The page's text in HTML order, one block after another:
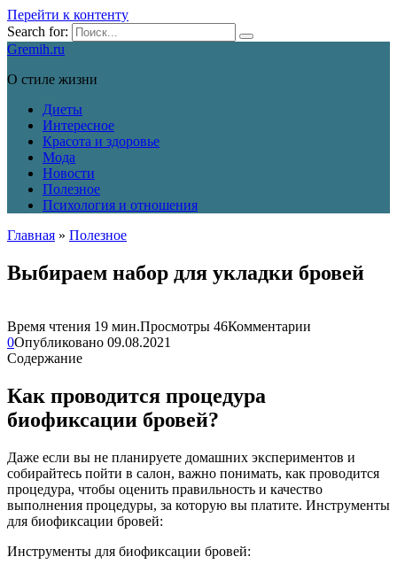
Перейти к контенту
Search for:
Gremih.ru
О стиле жизни
Диеты
Интересное
Красота и здоровье
Мода
Новости
Полезное
Психология и отношения
Главная » Полезное
Выбираем набор для укладки бровей
Время чтения 19 мин.Просмотры 46Комментарии
0Опубликовано 09.08.2021
Содержание
Как проводится процедура
биофиксации бровей?
Даже если вы не планируете домашних экспериментов и
собирайтесь пойти в салон, важно понимать, как проводится
процедура, чтобы оценить правильность и качество
выполнения процедуры, за которую вы платите. Инструменты
для биофиксации бровей:
Инструменты для биофиксации бровей: